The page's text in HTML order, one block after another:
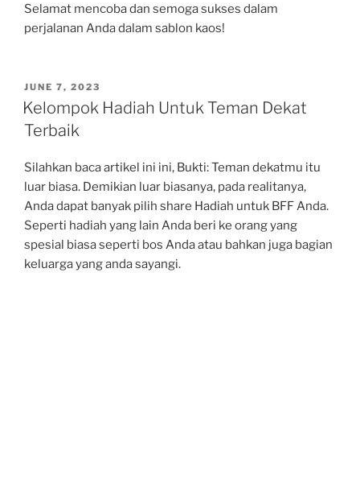
Selamat mencoba dan semoga sukses dalam
perjalanan Anda dalam sablon kaos!
POSTED
ON
JUNE 7, 2023
Kelompok Hadiah Untuk Teman Dekat
Terbaik
Silahkan baca artikel ini ini, Bukti: Teman dekatmu itu
luar biasa. Demikian luar biasanya, pada realitanya,
Anda dapat banyak pilih share Hadiah untuk BFF Anda.
Seperti hadiah yang lain Anda beri ke orang yang
spesial biasa seperti bos Anda atau bahkan juga bagian
keluarga yang anda sayangi.